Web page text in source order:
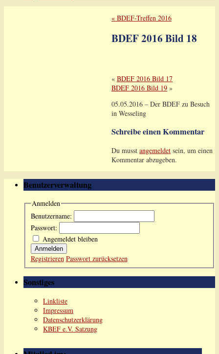
« BDEF-Treffen 2016
BDEF 2016 Bild 18
« BDEF 2016 Bild 17
BDEF 2016 Bild 19 »
05.05.2016 – Der BDEF zu Besuch
in Wesseling
Schreibe einen Kommentar
Du musst angemeldet sein, um einen
Kommentar abzugeben.
Benutzerverwaltung
Anmelden
Benutzername:
Passwort:
Angemeldet bleiben
Anmelden
Registrieren Passwort zurücksetzen
Sonstiges
Linkliste
Impressum
Datenschutzerklärung
KBEF e.V. Satzung